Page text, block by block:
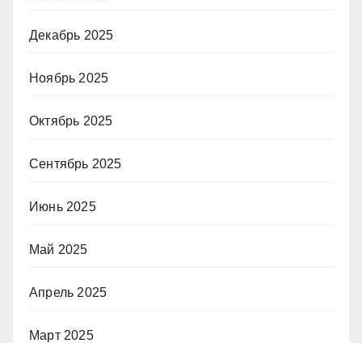
Декабрь 2025
Ноябрь 2025
Октябрь 2025
Сентябрь 2025
Июнь 2025
Май 2025
Апрель 2025
Март 2025